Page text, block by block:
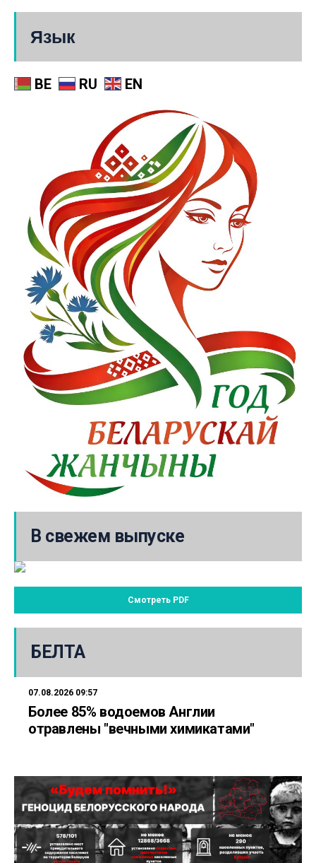
Язык
BE RU EN
В свежем выпуске
Смотреть PDF
БЕЛТА
07.08.2026 09:57
Более 85% водоемов Англии
отравлены "вечными химикатами"